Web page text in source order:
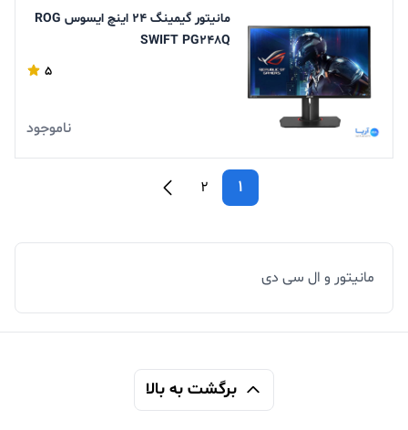
مانیتور گیمینگ 24 اینچ ایسوس ROG
SWIFT PG248Q
5
ناموجود
1
2
مانیتور و ال سی دی
برگشت به بالا